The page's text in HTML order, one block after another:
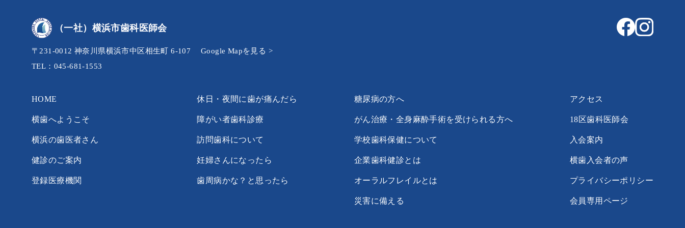
（一社）横浜市歯科医師会
〒231-0012 神奈川県横浜市中区相生町 6-107
Google Mapを見る >
TEL：045-681-1553
HOME
横歯へようこそ
横浜の歯医者さん
健診のご案内
登録医療機関
休日・夜間に歯が痛んだら
障がい者歯科診療
訪問歯科について
妊婦さんになったら
歯周病かな？と思ったら
糖尿病の方へ
がん治療・全身麻酔手術を受けられる方へ
学校歯科保健について
企業歯科健診とは
オーラルフレイルとは
災害に備える
アクセス
18区歯科医師会
入会案内
横歯入会者の声
プライバシーポリシー
会員専用ページ